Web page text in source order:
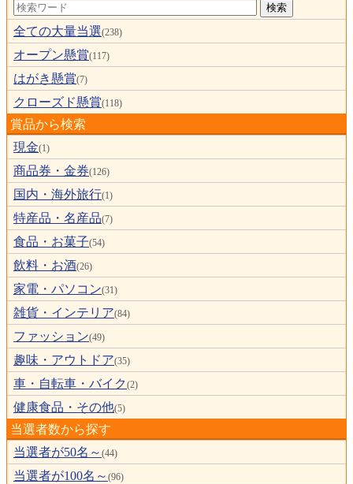
全ての大量当選(238)
オープン懸賞(117)
はがき懸賞(7)
クローズド懸賞(118)
賞品から検索
現金(1)
商品券・金券(126)
国内・海外旅行(1)
特産品・名産品(7)
食品・お菓子(54)
飲料・お酒(26)
家電・パソコン(31)
雑貨・インテリア(84)
ファッション(49)
趣味・アウトドア(35)
車・自転車・バイク (2)
健康食品・その他(5)
当選者数から探す
当選者が50名～ (44)
当選者が100名～ (96)